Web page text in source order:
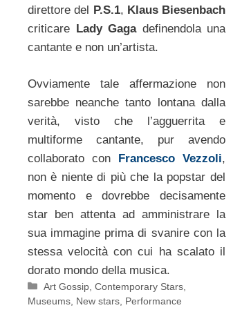
direttore del P.S.1, Klaus Biesenbach
criticare Lady Gaga definendola una
cantante e non un’artista.
Ovviamente tale affermazione non
sarebbe neanche tanto lontana dalla
verità, visto che l’agguerrita e
multiforme cantante, pur avendo
collaborato con Francesco Vezzoli,
non è niente di più che la popstar del
momento e dovrebbe decisamente
star ben attenta ad amministrare la
sua immagine prima di svanire con la
stessa velocità con cui ha scalato il
dorato mondo della musica.
Categorie
Art Gossip ,Contemporary Stars
Museums New stars Performance